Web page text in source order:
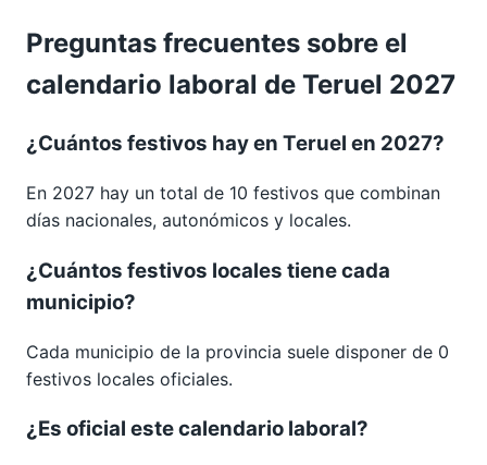
Preguntas frecuentes sobre el
calendario laboral de Teruel 2027
¿Cuántos festivos hay en Teruel en 2027?
En 2027 hay un total de 10 festivos que combinan
días nacionales, autonómicos y locales.
¿Cuántos festivos locales tiene cada
municipio?
Cada municipio de la provincia suele disponer de 0
festivos locales oficiales.
¿Es oficial este calendario laboral?